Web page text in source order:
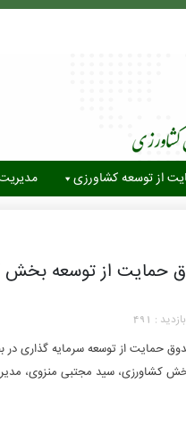
از توسعه کشاورزی
حمایت از توسعه بخش
بازدید : 491
حمایت از توسعه سرمایه گذاری
سید مجتبی منزوی، مدیر